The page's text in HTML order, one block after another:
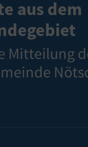
aus dem
Mitteilung